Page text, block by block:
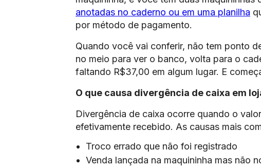
anotadas no caderno ou em uma planilha
por método de pagamento.
Quando você vai conferir, não tem ponto
no meio para ver o banco, volta para o
faltando R$37,00 em algum lugar. E
O que causa divergência de caixa em
Divergência de caixa ocorre quando o
efetivamente recebido. As causas mais
Troco errado que não foi registrado
Venda lançada na maquininha mas não